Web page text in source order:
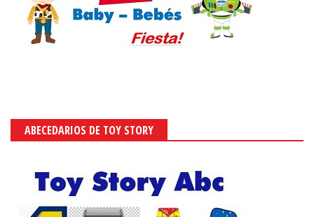
ABECEDARIOS DE TOY STORY